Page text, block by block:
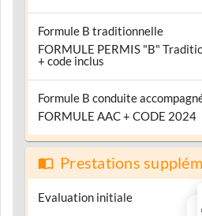
Formule B traditionnelle
FORMULE PERMIS "B"
+ code inclus
Formule B conduite
FORMULE AAC + CODE 2024
Prestations
Evaluation initiale